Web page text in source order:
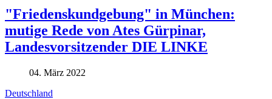
"Friedenskundgebung" in München:
mutige Rede von Ates Gürpinar,
Landesvorsitzender DIE LINKE
04. März 2022
Deutschland